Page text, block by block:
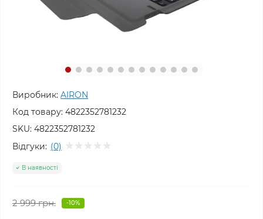
Виробник: AIRON
Код товару: 4822352781232
SKU: 4822352781232
Відгуки: (0)
В наявності
2 999 грн. -10%